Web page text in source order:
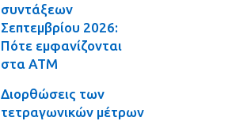
συντάξεων
Σεπτεμβρίου 2026:
Πότε εμφανίζονται
στα ΑΤΜ
Διορθώσεις των
τετραγωνικών μέτρων